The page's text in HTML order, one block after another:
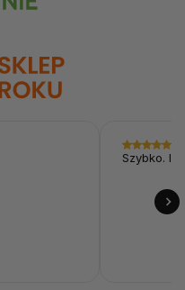
Szybko. I